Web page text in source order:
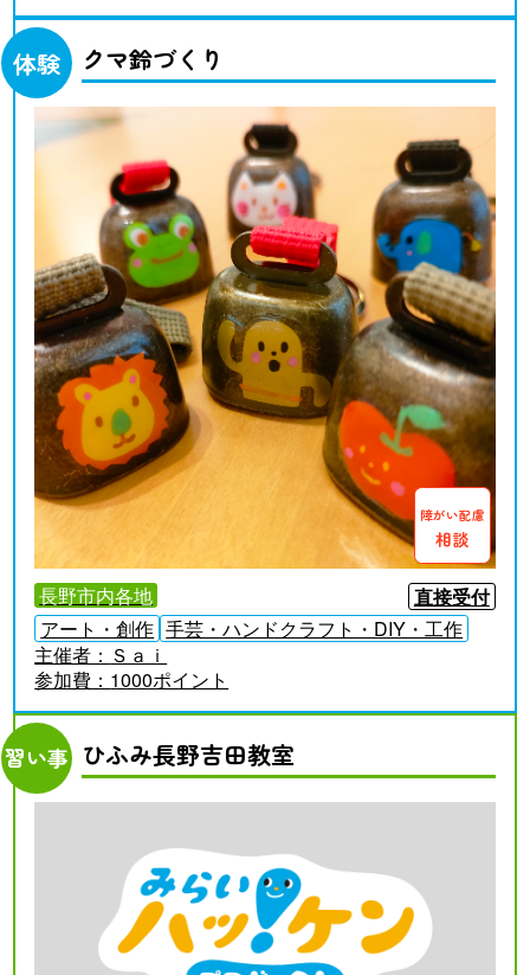
体験 クマ鈴づくり
障がい配慮
相談
長野市内各地
直接受付
アート・創作 手芸・ハンドクラフト・DIY・工作
主催者： Ｓａｉ
参加費： 1000ポイント
習い事 ひふみ長野吉田教室